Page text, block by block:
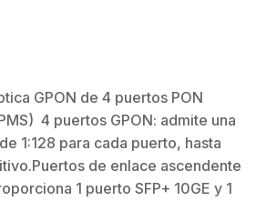
$
GPON de 4 puertos PON
4 puertos GPON: admite una
1:128 para cada puerto, hasta
de enlace ascendente
1 puerto SFP+ 10GE y 1